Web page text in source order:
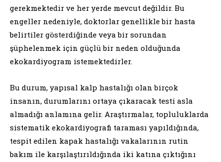
gerekmektedir ve her yerde mevcut değildir. Bu
engeller nedeniyle, doktorlar genellikle bir hasta
belirtiler gösterdiğinde veya bir sorundan
şüphelenmek için güçlü bir neden olduğunda
ekokardiyogram istemektedirler.
Bu durum, yapısal kalp hastalığı olan birçok
insanın, durumlarını ortaya çıkaracak testi asla
almadığı anlamına gelir. Araştırmalar, topluluklarda
sistematik ekokardiyografi taraması yapıldığında,
tespit edilen kapak hastalığı vakalarının rutin
bakım ile karşılaştırıldığında iki katına çıktığını